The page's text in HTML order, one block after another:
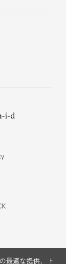
i-d
最適な提供、ト